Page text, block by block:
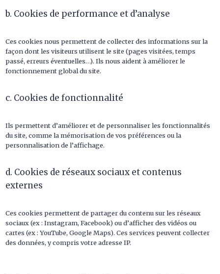
b. Cookies de performance et d’analyse
Ces cookies nous permettent de collecter des informations sur la
façon dont les visiteurs utilisent le site (pages visitées, temps
passé, erreurs éventuelles…). Ils nous aident à améliorer le
fonctionnement global du site.
c. Cookies de fonctionnalité
Ils permettent d’améliorer et de personnaliser les fonctionnalités
du site, comme la mémorisation de vos préférences ou la
personnalisation de l’affichage.
d. Cookies de réseaux sociaux et contenus
externes
Ces cookies permettent de partager du contenu sur les réseaux
sociaux (ex : Instagram, Facebook) ou d’afficher des vidéos ou
cartes (ex : YouTube, Google Maps). Ces services peuvent collecter
des données, y compris votre adresse IP.